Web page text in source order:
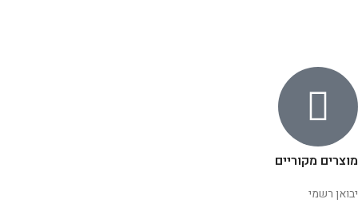
מוצרים מקוריים
יבואן רשמי